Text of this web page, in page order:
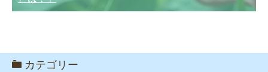
カテゴリー